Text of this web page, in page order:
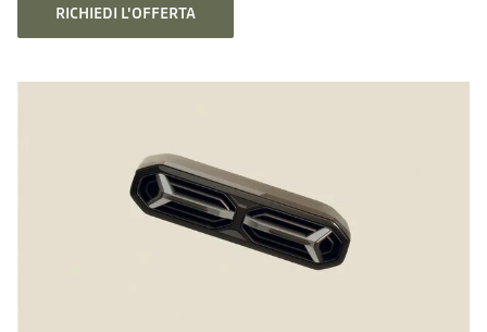
RICHIEDI L'OFFERTA